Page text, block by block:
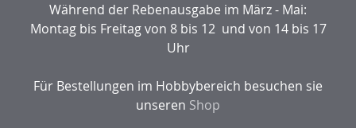
Während der Rebenausgabe im März - Mai:
Montag bis Freitag von 8 bis 12 und von 14 bis 17
Uhr
Für Bestellungen im Hobbybereich besuchen sie
unseren Shop